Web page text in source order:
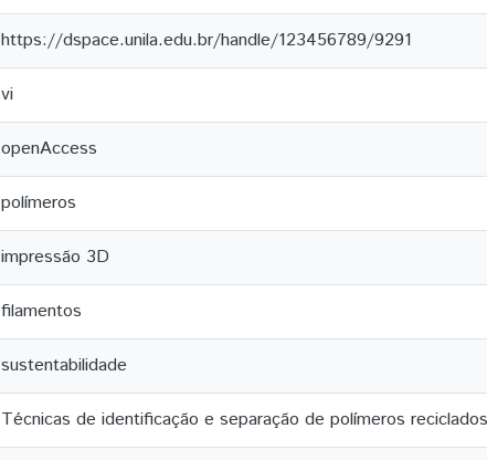
https://dspace.unila.edu.br/handle/123456789/9291
vi
openAccess
polímeros
impressão 3D
filamentos
sustentabilidade
Técnicas de identificação e separação de polímeros